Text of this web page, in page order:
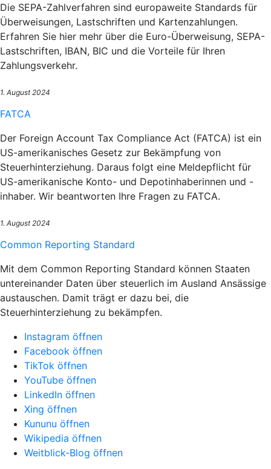
Die SEPA-Zahlverfahren sind europaweite Standards für
Überweisungen, Lastschriften und Kartenzahlungen.
Erfahren Sie hier mehr über die Euro-Überweisung, SEPA-
Lastschriften, IBAN, BIC und die Vorteile für Ihren
Zahlungsverkehr.
1. August 2024
FATCA
Der Foreign Account Tax Compliance Act (FATCA) ist ein
US-amerikanisches Gesetz zur Bekämpfung von
Steuerhinterziehung. Daraus folgt eine Meldepflicht für
US-amerikanische Konto- und Depotinhaberinnen und -
inhaber. Wir beantworten Ihre Fragen zu FATCA.
1. August 2024
Common Reporting Standard
Mit dem Common Reporting Standard können Staaten
untereinander Daten über steuerlich im Ausland Ansässige
austauschen. Damit trägt er dazu bei, die
Steuerhinterziehung zu bekämpfen.
Instagram öffnen
Facebook öffnen
TikTok öffnen
YouTube öffnen
LinkedIn öffnen
Xing öffnen
Kununu öffnen
Wikipedia öffnen
Weitblick-Blog öffnen